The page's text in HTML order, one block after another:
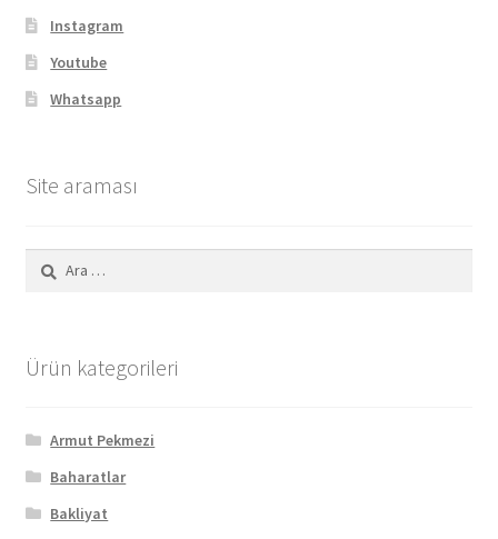
Instagram
Youtube
Whatsapp
Site araması
Ürün kategorileri
Armut Pekmezi
Baharatlar
Bakliyat